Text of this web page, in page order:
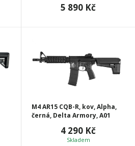
5 890 Kč
M4 AR15 CQB-R, kov, Alpha,
černá, Delta Armory, A01
4 290 Kč
Skladem